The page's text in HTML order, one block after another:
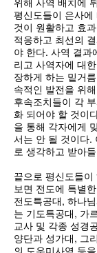
평신도들이 은사
것이 원활하고 효
적응하고 최선의
야 한다. 사역 결과
리고 사역자에 대
장하게 하는 밑거
속적인 발전을 위
후속조치들이 각
화 되어야 할 것이
을 통해 각자에게
서는 안 될 것이다.
로 생각하고 받아
끝으로 평신도들
보면 전도에 특별
전도특공대, 하나
는 기도특공대, 가
교사 및 각종 성경
양단과 성가대, 그
의 도우미사역 등